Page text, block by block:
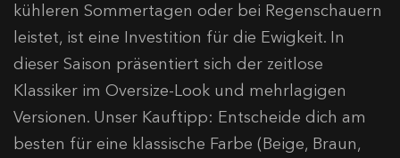
kühleren Sommertagen oder bei Regenschauern
leistet, ist eine Investition für die Ewigkeit. In
dieser Saison präsentiert sich der zeitlose
Klassiker im Oversize-Look und mehrlagigen
Versionen. Unser Kauftipp: Entscheide dich am
besten für eine klassische Farbe (Beige, Braun,